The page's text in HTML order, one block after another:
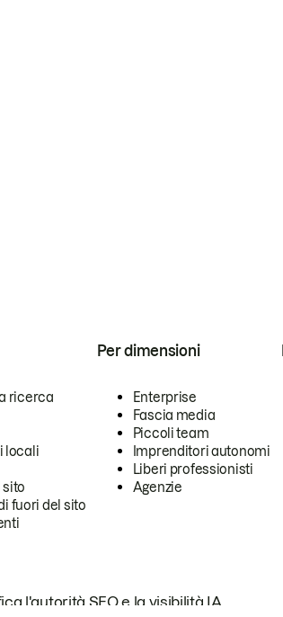
ricerca
locali
sito
fuori del sito
Per dimensioni
Enterprise
Fascia media
Piccoli team
Imprenditori autonomi
Liberi professionisti
Agenzie
l'autorità SEO e la visibilità IA.